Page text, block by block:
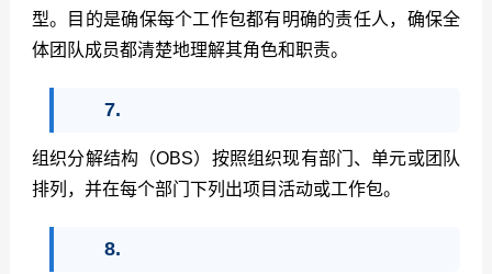
型。目的是确保每个工作包都有明确的责任人，确保全
体团队成员都清楚地理解其角色和职责。
7.
组织分解结构（OBS）按照组织现有部门、单元或团队
排列，并在每个部门下列出项目活动或工作包。
8.